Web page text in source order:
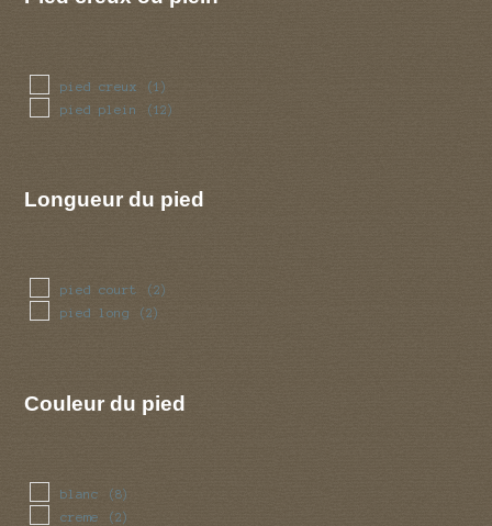
pied creux (1)
pied plein (12)
Longueur du pied
pied court (2)
pied long (2)
Couleur du pied
blanc (8)
creme (2)